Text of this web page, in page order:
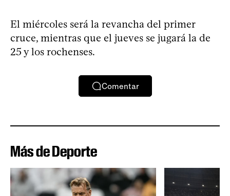
El miércoles será la revancha del primer
cruce, mientras que el jueves se jugará la de
25 y los rochenses.
Comentar
Más de Deporte